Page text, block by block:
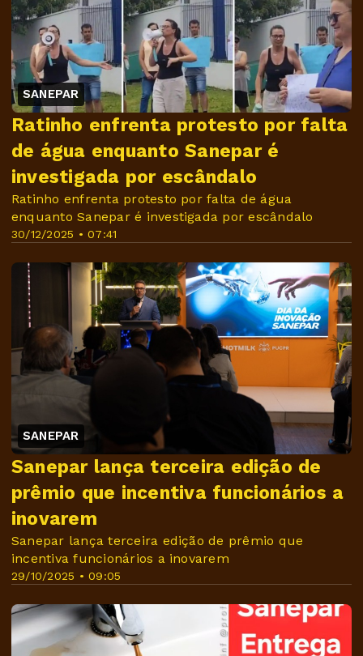
SANEPAR
30/12/2025 • 07:41
Ratinho enfrenta protesto por falta
de água enquanto Sanepar é
investigada por escândalo
Ratinho enfrenta protesto por falta de água
enquanto Sanepar é investigada por escândalo
SANEPAR
29/10/2025 • 09:05
Sanepar lança terceira edição de
prêmio que incentiva funcionários a
inovarem
Sanepar lança terceira edição de prêmio que
incentiva funcionários a inovarem